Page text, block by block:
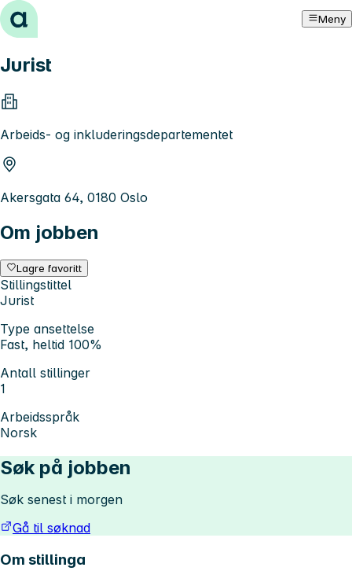
Hopp til innhold Meny
Jurist
Arbeids- og inkluderingsdepartementet
Akersgata 64, 0180 Oslo
Om jobben
Lagre favoritt
Stillingstittel
Jurist
Type ansettelse
Fast, heltid 100%
Antall stillinger
1
Arbeidsspråk
Norsk
Søk på jobben
Søk senest i morgen
Gå til søknad
Om stillinga